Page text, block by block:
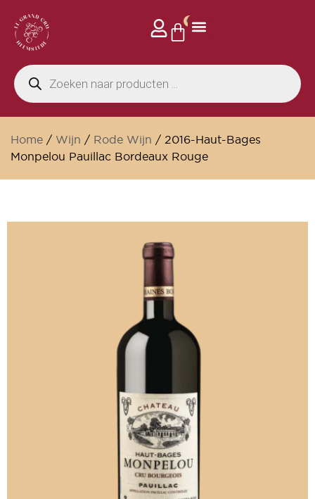
0
Home / Wijn / Rode Wijn / 2016-Haut-Bages
Monpelou Pauillac Bordeaux Rouge